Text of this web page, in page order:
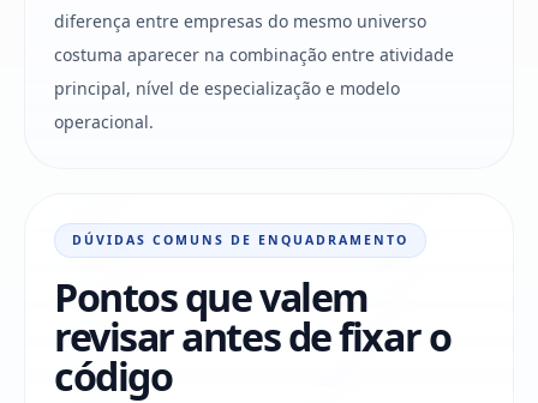
diferença entre empresas do mesmo universo
costuma aparecer na combinação entre atividade
principal, nível de especialização e modelo
operacional.
DÚVIDAS COMUNS DE ENQUADRAMENTO
Pontos que valem
revisar antes de fixar o
código